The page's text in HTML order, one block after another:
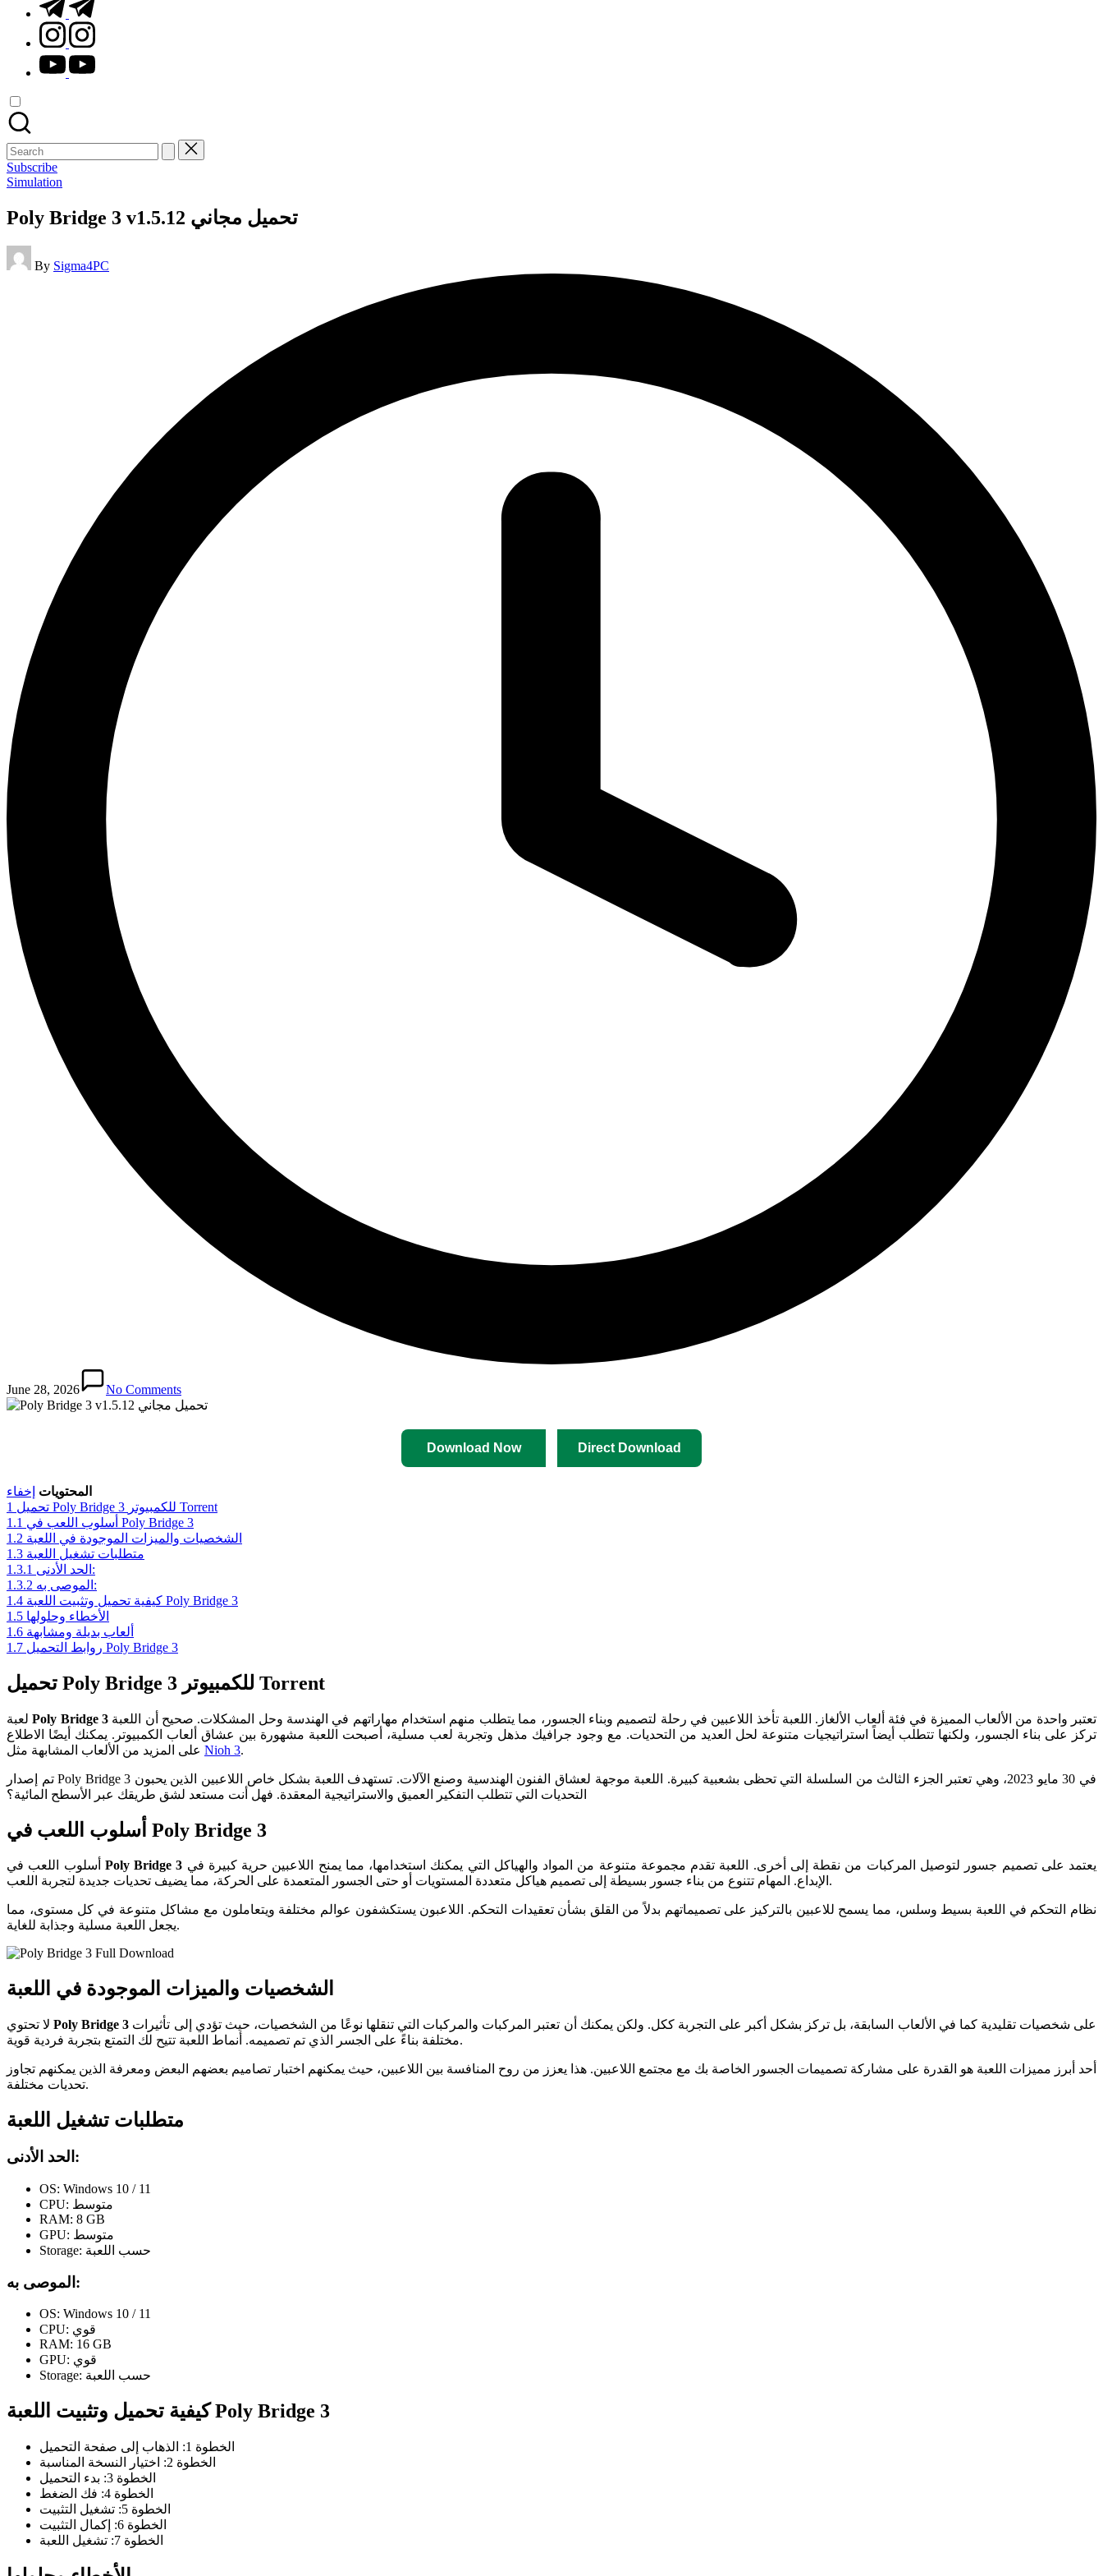
instagram.com
youtube.com
Search
for:
Subscribe
Posted
Simulation
Poly Bridge 3 v1.5.12 تحميل مجاني
Posted
by
By Sigma4PC
June 28, 2026 No Comments
Download Now Direct Download
المحتويات إخفاء
1
تحميل Poly Bridge 3 للكمبيوتر Torrent
1.1
أسلوب اللعب في Poly Bridge 3
1.2 الشخصيات والميزات الموجودة في اللعبة
1.3 متطلبات تشغيل اللعبة
1.3.1
الحد الأدنى:
1.3.2
الموصى به:
1.4
كيفية تحميل وتثبيت اللعبة Poly Bridge 3
1.5 الأخطاء وحلولها
1.6 ألعاب بديلة ومشابهة
1.7
روابط التحميل Poly Bridge 3
تحميل Poly Bridge 3 للكمبيوتر Torrent
لعبةPoly Bridge 3
تركز على بناء الجسور، ولكنها تتطلب أيضاً استراتيجيات متنوعة لحل العديد من التحديات. مع وجود جرافيك مذهل وتجربة لعب مسلية، أصبحت اللعبة مشهورة بين عشاق ألعاب الكمبيوتر. يمكنك أيضًا الاطلاع
Nioh 3.
تم إصدار Poly Bridge 3 في 30 مايو 2023، وهي تعتبر الجزء الثالث من السلسلة التي تحظى بشعبية كبيرة. اللعبة موجهة لعشاق الفنون الهندسية وصنع الآلات. تستهدف اللعبة بشكل خاص اللاعبين الذين يحبون
التحديات التي تتطلب التفكير العميق والاستراتيجية المعقدة. فهل أنت مستعد لشق طريقك عبر الأسطح المائية؟
أسلوب اللعب في Poly Bridge 3
Poly Bridge 3
الإبداع. المهام تتنوع من بناء جسور بسيطة إلى تصميم هياكل متعددة المستويات أو حتى الجسور المتعمدة على الحركة، مما يضيف تحديات جديدة لتجربة اللعب.
نظام التحكم في اللعبة بسيط وسلس، مما يسمح للاعبين بالتركيز على تصميماتهم بدلاً من القلق بشأن تعقيدات التحكم. اللاعبون يستكشفون عوالم مختلفة ويتعاملون مع مشاكل متنوعة في كل مستوى، مما
يجعل اللعبة مسلية وجذابة للغاية.
الشخصيات والميزات الموجودة في اللعبة
لا تحتويPoly Bridge 3
مختلفة بناءً على الجسر الذي تم تصميمه. أنماط اللعبة تتيح لك التمتع بتجربة فردية قوية.
أحد أبرز مميزات اللعبة هو القدرة على مشاركة تصميمات الجسور الخاصة بك مع مجتمع اللاعبين. هذا يعزز من روح المنافسة بين اللاعبين، حيث يمكنهم اختبار تصاميم بعضهم البعض ومعرفة الذين يمكنهم تجاوز
تحديات مختلفة.
متطلبات تشغيل اللعبة
الحد الأدنى:
OS: Windows 10 / 11
CPU: متوسط
RAM: 8 GB
GPU: متوسط
Storage: حسب اللعبة
الموصى به:
OS: Windows 10 / 11
CPU: قوي
RAM: 16 GB
GPU: قوي
Storage: حسب اللعبة
كيفية تحميل وتثبيت اللعبة Poly Bridge 3
الخطوة 1: الذهاب إلى صفحة التحميل
الخطوة 2: اختيار النسخة المناسبة
الخطوة 3: بدء التحميل
الخطوة 4: فك الضغط
الخطوة 5: تشغيل التثبيت
الخطوة 6: إكمال التثبيت
الخطوة 7: تشغيل اللعبة